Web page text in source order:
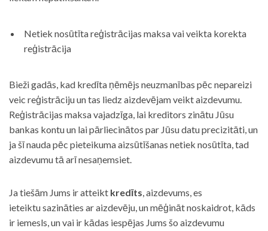
Netiek nosūtīta reģistrācijas maksa vai veikta korekta
reģistrācija
Bieži gadās, kad kredīta ņēmējs neuzmanības pēc nepareizi
veic reģistrāciju un tas liedz aizdevējam veikt aizdevumu.
Reģistrācijas maksa vajadzīga, lai kreditors zinātu Jūsu
bankas kontu un lai pārliecinātos par Jūsu datu precizitāti, un
ja šī nauda pēc pieteikuma aizsūtīšanas netiek nosūtīta, tad
aizdevumu tā arī nesaņemsiet.
Ja tiešām Jums ir atteikt kredīts, aizdevums, es
ieteiktu sazināties ar aizdevēju, un mēģināt noskaidrot, kāds
ir iemesls, un vai ir kādas iespējas Jums šo aizdevumu